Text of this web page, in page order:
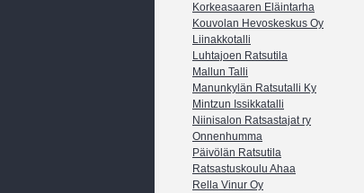
Korkeasaaren Eläintarha
Kouvolan Hevoskeskus Oy
Liinakkotalli
Luhtajoen Ratsutila
Mallun Talli
Manunkylän Ratsutalli Ky
Mintzun Issikkatalli
Niinisalon Ratsastajat ry
Onnenhumma
Päivölän Ratsutila
Ratsastuskoulu Ahaa
Rella Vinur Oy